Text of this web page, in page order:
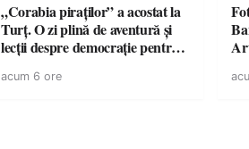
„Corabia piraților” a acostat la
Turț. O zi plină de aventură și
lecții despre democrație pentru
acum 6 ore